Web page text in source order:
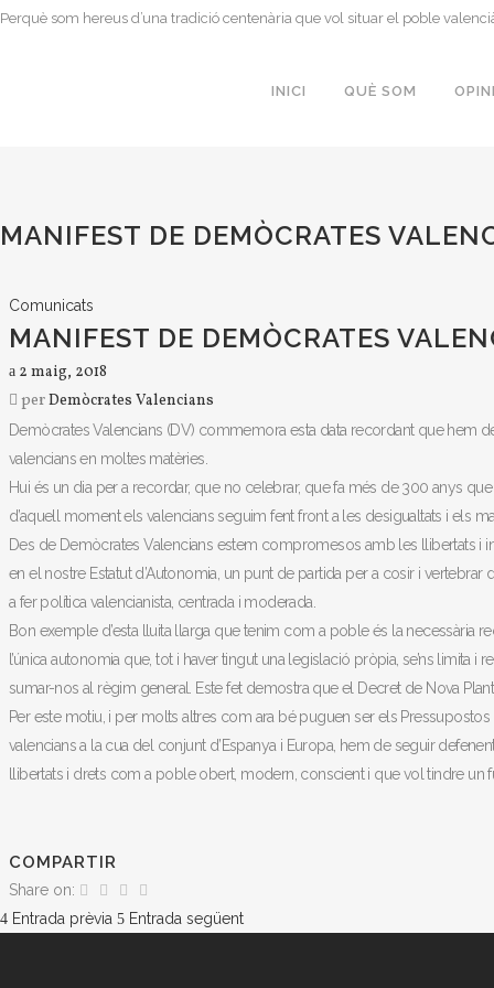
Perquè som hereus d’una tradició centenària que vol situar el poble
INICI QUÈ SOM
MANIFEST DE DEMÒCRATES
Comunicats
MANIFEST DE DEMÒCRATES
2 maig, 2018
perDemòcrates Valencians
Demòcrates Valencians (DV) commemora esta data recordant que hem
valencians en moltes matèries.
Hui és un dia per a recordar, que no celebrar, que fa més de 300 anys
d’aquell moment els valencians seguim fent front a les desigualtats i els
Des de Demòcrates Valencians estem compromesos amb les llibertats i
en el nostre Estatut d’Autonomia, un punt de partida per a cosir i
a fer política valencianista, centrada i moderada.
Bon exemple d’esta lluita llarga que tenim com a poble és la necessària
l’única autonomia que, tot i haver tingut una legislació pròpia, se’ns limita
sumar-nos al règim general. Este fet demostra que el Decret de Nova
Per este motiu, i per molts altres com ara bé puguen ser els
valencians a la cua del conjunt d’Espanya i Europa, hem de seguir
llibertats i drets com a poble obert, modern, conscient i que vol tindre un
COMPARTIR
Share on:
Entrada prèvia
Entrada següent